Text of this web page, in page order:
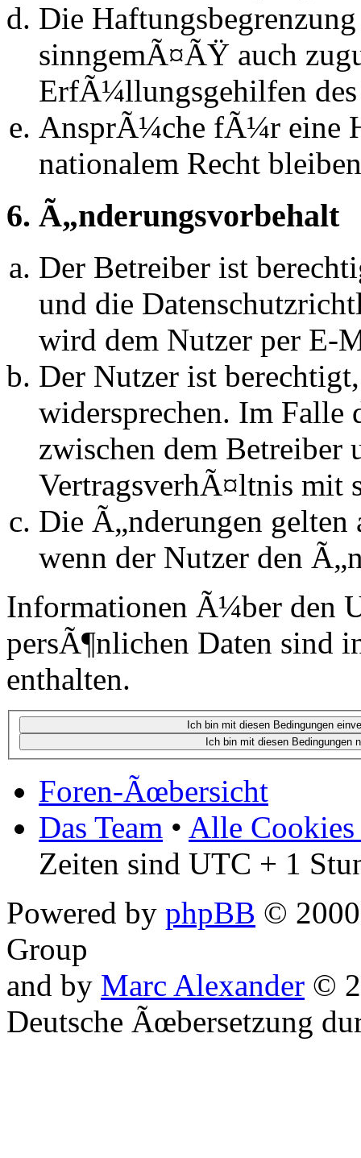
Die
sinngemÃ¤ÃŸ auch
ErfÃ¼llungsgehilfen des
AnsprÃ¼che fÃ¼r eine
nationalem Recht
6. Ã„nderungsvorbehalt
Der Betreiber ist
und die
wird dem Nutzer per E-
Der Nutzer ist
widersprechen. Im Falle
zwischen dem Betreiber
VertragsverhÃ¤ltnis mit
Die Ã„nderungen
wenn der Nutzer den
Informationen Ã¼ber den
persÃ¶nlichen Daten sind
enthalten.
Foren-Ãœbersicht
Das Team • Alle Cookies
Zeiten sind UTC + 1
Powered by phpBB ©
Group
and by Marc Alexander ©
Deutsche Ãœbersetzung